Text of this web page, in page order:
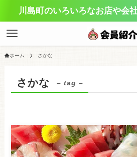
川島町のいろいろなお店や会
ホーム さかな
さかな – tag –